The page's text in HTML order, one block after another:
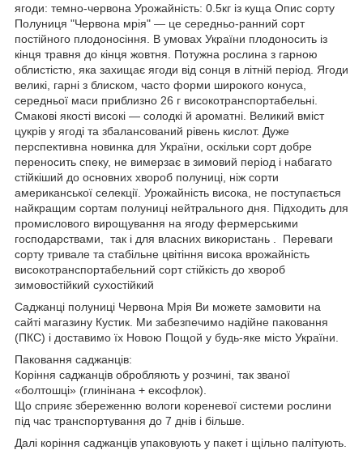
ягоди: темно-червона Урожайність: 0.5кг із куща Опис сорту
Полуниця "Червона мрія" — це середньо-ранний сорт
постійного плодоносіння. В умовах України плодоносить із
кінця травня до кінця жовтня. Потужна рослина з гарною
облистістю, яка захищає ягоди від сонця в літній період. Ягоди
великі, гарні з блиском, часто форми широкого конуса,
середньої маси приблизно 26 г високотранспортабельні.
Смакові якості високі — солодкі й ароматні. Великий вміст
цукрів у ягоді та збалансований рівень кислот. Дуже
перспективна новинка для України, оскільки сорт добре
переносить спеку, не вимерзає в зимовий період і набагато
стійкіший до основних хвороб полуниці, ніж сорти
американської селекції. Урожайність висока, не поступається
найкращим сортам полуниці нейтрального дня. Підходить для
промислового вирощування на ягоду фермерськими
господарствами, так і для власних використань . Переваги
сорту тривале та стабільне цвітіння висока врожайність
високотранспортабельний сорт стійкість до хвороб
зимовостійкий сухостійкий
Саджанці полуниці Червона Мрія Ви можете замовити на
сайті магазину Кустик. Ми забезпечимо надійне паковання
(ПКС) і доставимо їх Новою Пощой у будь-яке місто України.
Паковання саджанців:
Коріння саджанців обробляють у розчині, так званої
«болтошці» (глинінана + ексофлок).
Що сприяє збереженню вологи кореневої системи рослини
під час транспортування до 7 днів і більше.
Далі коріння саджанців упаковують у пакет і щільно палітують.